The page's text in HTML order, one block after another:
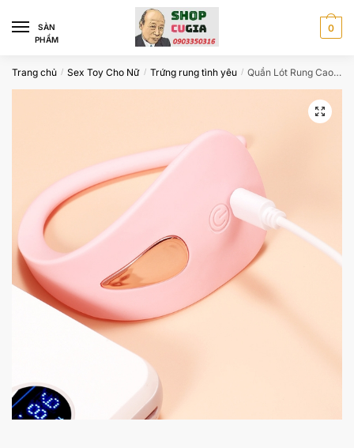
navigation
content
SÀN
PHẨM
0
Trang chủ / Sex Toy Cho Nữ / Trứng rung tình yêu / Quần Lót Rung Cao Cấp Sạc Nam Châm Chống Nước